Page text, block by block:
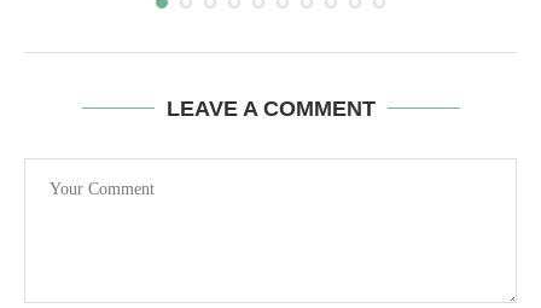
LEAVE A COMMENT